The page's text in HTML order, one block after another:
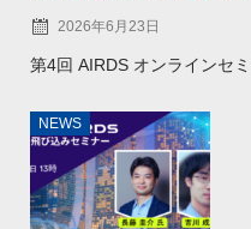
2026年6月23日
第4回 AIRDS オンラインセ
NEWS